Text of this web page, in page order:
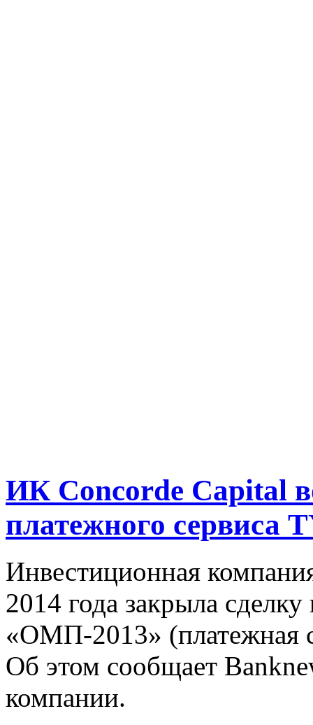
ИК Concorde Capital
платежного сервиса
Инвестиционная
2014 года закрыла
«ОМП-2013» (платежная
Об этом сообщает
компании.